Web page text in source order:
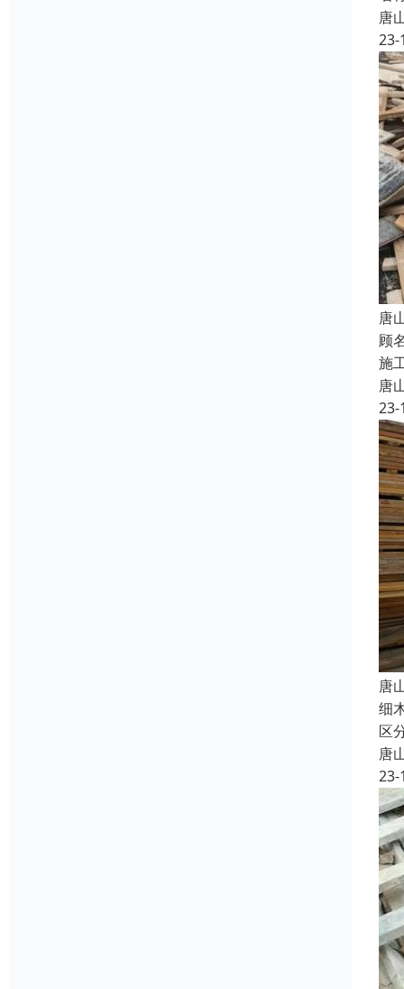
唐
23-
唐
顾
施
唐
23-
唐
细
区
唐
23-